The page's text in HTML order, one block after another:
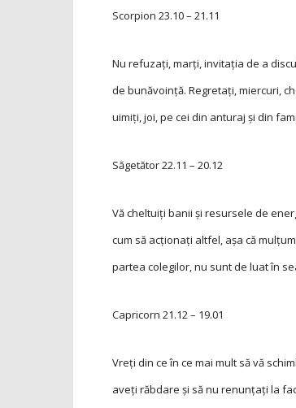
Scorpion 23.10 – 21.11
Nu refuzaţi, marţi, invitaţia de a
de bunăvoinţă. Regretaţi, miercuri,
uimiţi, joi, pe cei din anturaj şi din
Săgetător22.11 – 20.12
Vă cheltuiţi banii şi resursele de
cum să acţionaţi altfel, aşa că
partea colegilor, nu sunt de luat în
Capricorn 21.12 – 19.01
Vreţi din ce în ce mai mult să vă
aveţi răbdare şi să nu renunţaţi la